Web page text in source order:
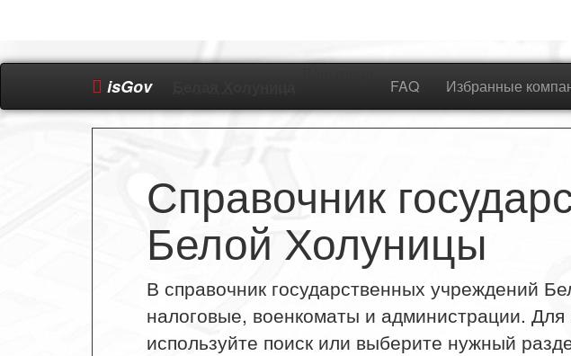
isGov FAQ Избранные
Справочник
Белой Холуницы
В справочник государственных учреждений
налоговые, военкоматы и администрации.
используйте поиск или выберите нужный